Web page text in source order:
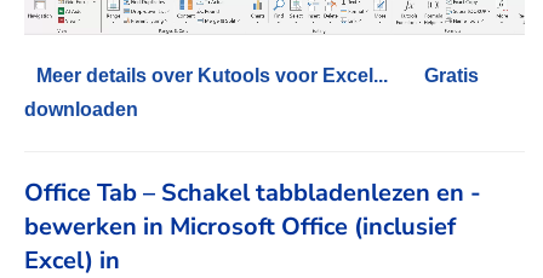
Meer details over Kutools voor Excel...
Gratis
downloaden
Office Tab – Schakel tabbladenlezen en -
bewerken in Microsoft Office (inclusief
Excel) in